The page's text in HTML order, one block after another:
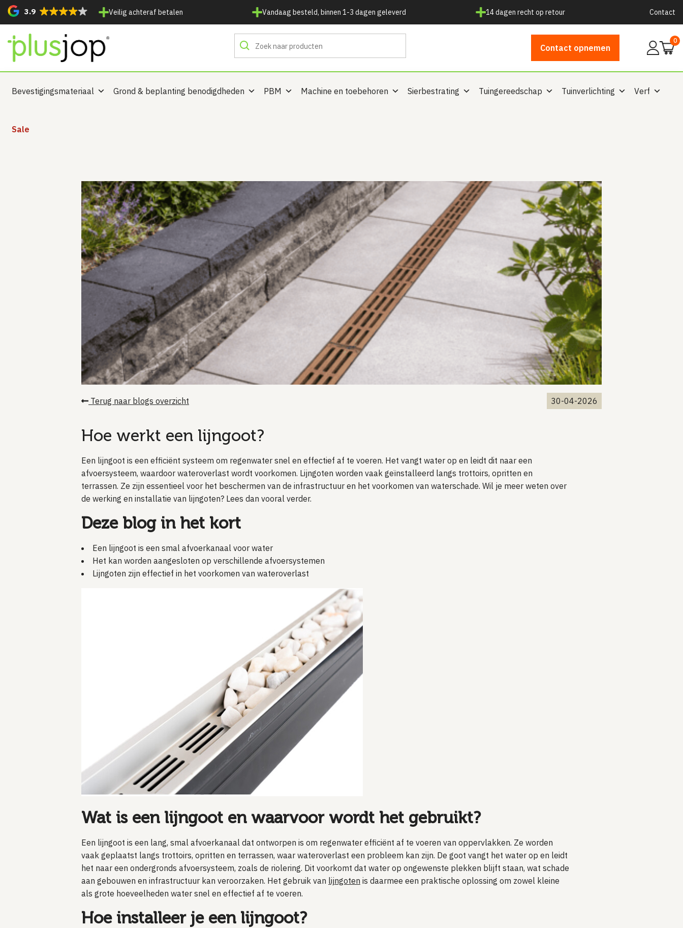
3.9 Veilig achteraf betalen Vandaag besteld, binnen 1-3 dagen geleverd 14 dagen recht op retour Contact
Contact opnemen
Mijn
0
Bevestigingsmateriaal Grond & beplanting benodigdheden PBM Machine en toebehoren Sierbestrating Tuingereedschap Tuinverlichting Verf
Sale
Terug naar blogs overzicht 30-04-2026
Hoe werkt een lijngoot?
Een lijngoot is een efficiënt systeem om regenwater snel en effectief af te voeren. Het vangt water op en leidt dit naar een
afvoersysteem, waardoor wateroverlast wordt voorkomen. Lijngoten worden vaak geïnstalleerd langs trottoirs, opritten en
terrassen. Ze zijn essentieel voor het beschermen van de infrastructuur en het voorkomen van waterschade. Wil je meer weten over
de werking en installatie van lijngoten? Lees dan vooral verder.
Deze blog in het kort
Een lijngoot is een smal afvoerkanaal voor water
Het kan worden aangesloten op verschillende afvoersystemen
Lijngoten zijn effectief in het voorkomen van wateroverlast
Wat is een lijngoot en waarvoor wordt het gebruikt?
Een lijngoot is een lang, smal afvoerkanaal dat ontworpen is om regenwater efficiënt af te voeren van oppervlakken. Ze worden
vaak geplaatst langs trottoirs, opritten en terrassen, waar wateroverlast een probleem kan zijn. De goot vangt het water op en leidt
het naar een ondergronds afvoersysteem, zoals de riolering. Dit voorkomt dat water op ongewenste plekken blijft staan, wat schade
aan gebouwen en infrastructuur kan veroorzaken. Het gebruik van lijngoten is daarmee een praktische oplossing om zowel kleine
als grote hoeveelheden water snel en effectief af te voeren.
Hoe installeer je een lijngoot?